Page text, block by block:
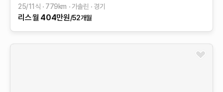
25/11식 779km 가솔린 경기
리스월 404만원/52개월